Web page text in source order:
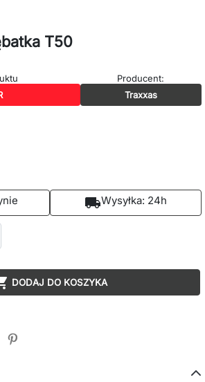
T50
Producent:
Traxxas
local_shippingWysyłka: 24h
DODAJ DO KOSZYKA